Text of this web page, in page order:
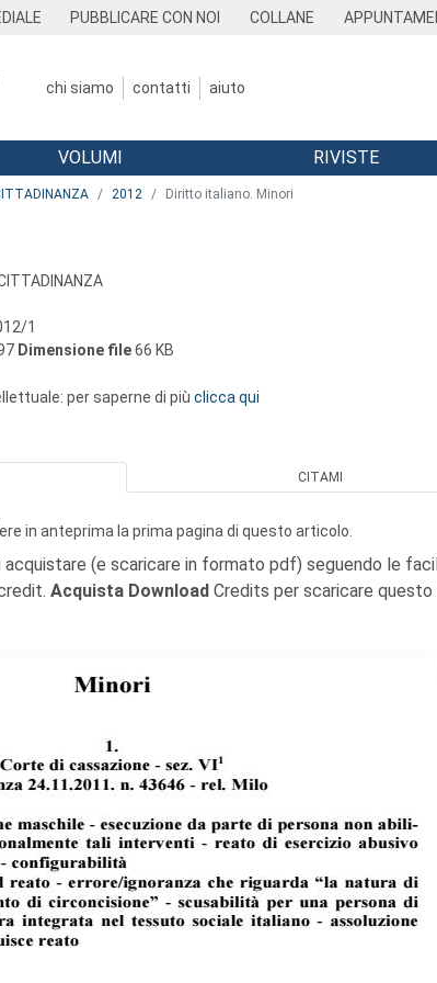
PUBBLICARE CON NOI COLLANE
chi siamo contatti aiuto
VOLUMI RIVISTE
2012 Diritto italiano. Minori
1
Dimensione file66 KB
per saperne di più clicca qui
CITAMI
in anteprima la prima pagina di questo articolo.
(e scaricare in formato pdf) seguendo le
Acquista Download Credits per scaricare